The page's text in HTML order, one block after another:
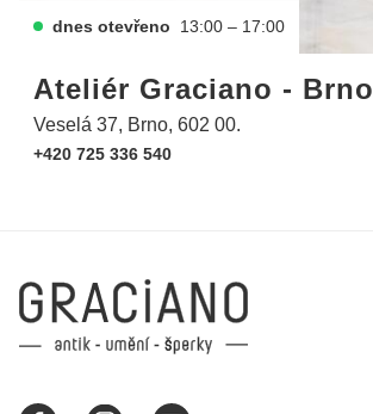
dnes otevřeno 13:00 – 17:00
Ateliér Graciano - Brno
Veselá 37, Brno, 602 00.
+420 725 336 540